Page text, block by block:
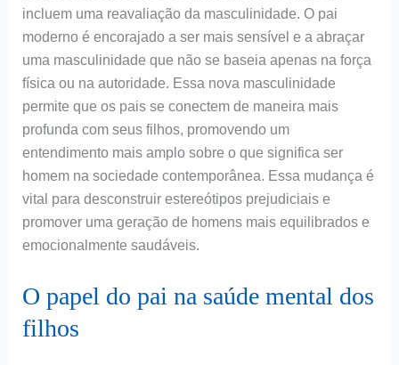
incluem uma reavaliação da masculinidade. O pai
moderno é encorajado a ser mais sensível e a abraçar
uma masculinidade que não se baseia apenas na força
física ou na autoridade. Essa nova masculinidade
permite que os pais se conectem de maneira mais
profunda com seus filhos, promovendo um
entendimento mais amplo sobre o que significa ser
homem na sociedade contemporânea. Essa mudança é
vital para desconstruir estereótipos prejudiciais e
promover uma geração de homens mais equilibrados e
emocionalmente saudáveis.
O papel do pai na saúde mental dos
filhos